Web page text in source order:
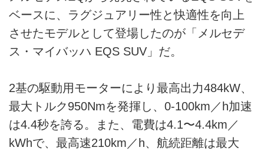
ベースに、ラグジュアリー性と快適性を向上
させたモデルとして登場したのが「メルセデ
ス・マイバッハ EQS SUV」だ。
2基の駆動用モーターにより最高出力484kW、
最大トルク950Nmを発揮し、0-100km／h加速
は4.4秒を誇る。また、電費は4.1〜4.4km／
kWhで、最高速210km／h、航続距離は最大